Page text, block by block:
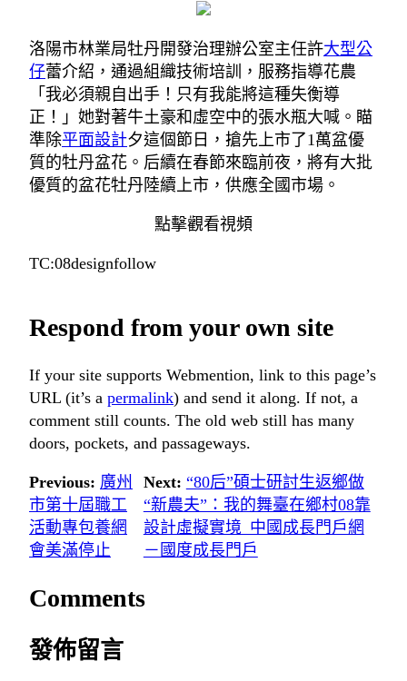
洛陽市林業局牡丹開發治理辦公室主任許大型公
仔蕾介紹，通過組織技術培訓，服務指導花農
「我必須親自出手！只有我能將這種失衡導
正！」她對著牛土豪和虛空中的張水瓶大喊。瞄
準除平面設計夕這個節日，搶先上市了1萬盆優
質的牡丹盆花。后續在春節來臨前夜，將有大批
優質的盆花牡丹陸續上市，供應全國市場。
點擊觀看視頻
TC:08designfollow
Respond from your own site
If your site supports Webmention, link to this page’s
URL (it’s a permalink) and send it along. If not, a
comment still counts. The old web still has many
doors, pockets, and passageways.
Previous: 廣州
市第十屆職工
活動專包養網
會美滿停止
Next: “80后”碩士研討生返鄉做
“新農夫”：我的舞臺在鄉村08靠
設計虛擬實境_中國成長門戶網
－國度成長門戶
Comments
發佈留言